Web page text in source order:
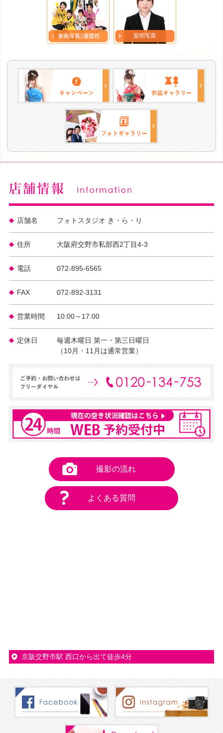
店舗名 フォトスタジオ き・ら・り
住所 大阪府交野市私部西2丁目4-3
電話 072-895-6565
FAX 072-892-3131
営業時間 10:00～17:00
定休日
毎週木曜日 第一・第三日曜日
（10月・11月は通常営業）
撮影の流れ
よくある質問
京阪交野市駅 西口から出て徒歩4分